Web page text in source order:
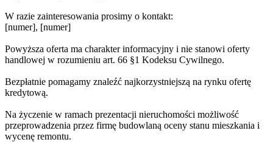
W razie zainteresowania prosimy o kontakt:
[numer], [numer]
Powyższa oferta ma charakter informacyjny i nie stanowi oferty
handlowej w rozumieniu art. 66 §1 Kodeksu Cywilnego.
Bezpłatnie pomagamy znaleźć najkorzystniejszą na rynku ofertę
kredytową.
Na życzenie w ramach prezentacji nieruchomości możliwość
przeprowadzenia przez firmę budowlaną oceny stanu mieszkania i
wycenę remontu.